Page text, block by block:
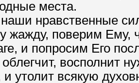
места.
нравственные
жажду, поверим
и попросим Его
восполнит
и утолит всякую